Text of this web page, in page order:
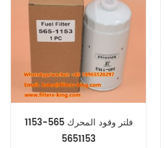
فلتر وقود المحرك 565-1153
5651153